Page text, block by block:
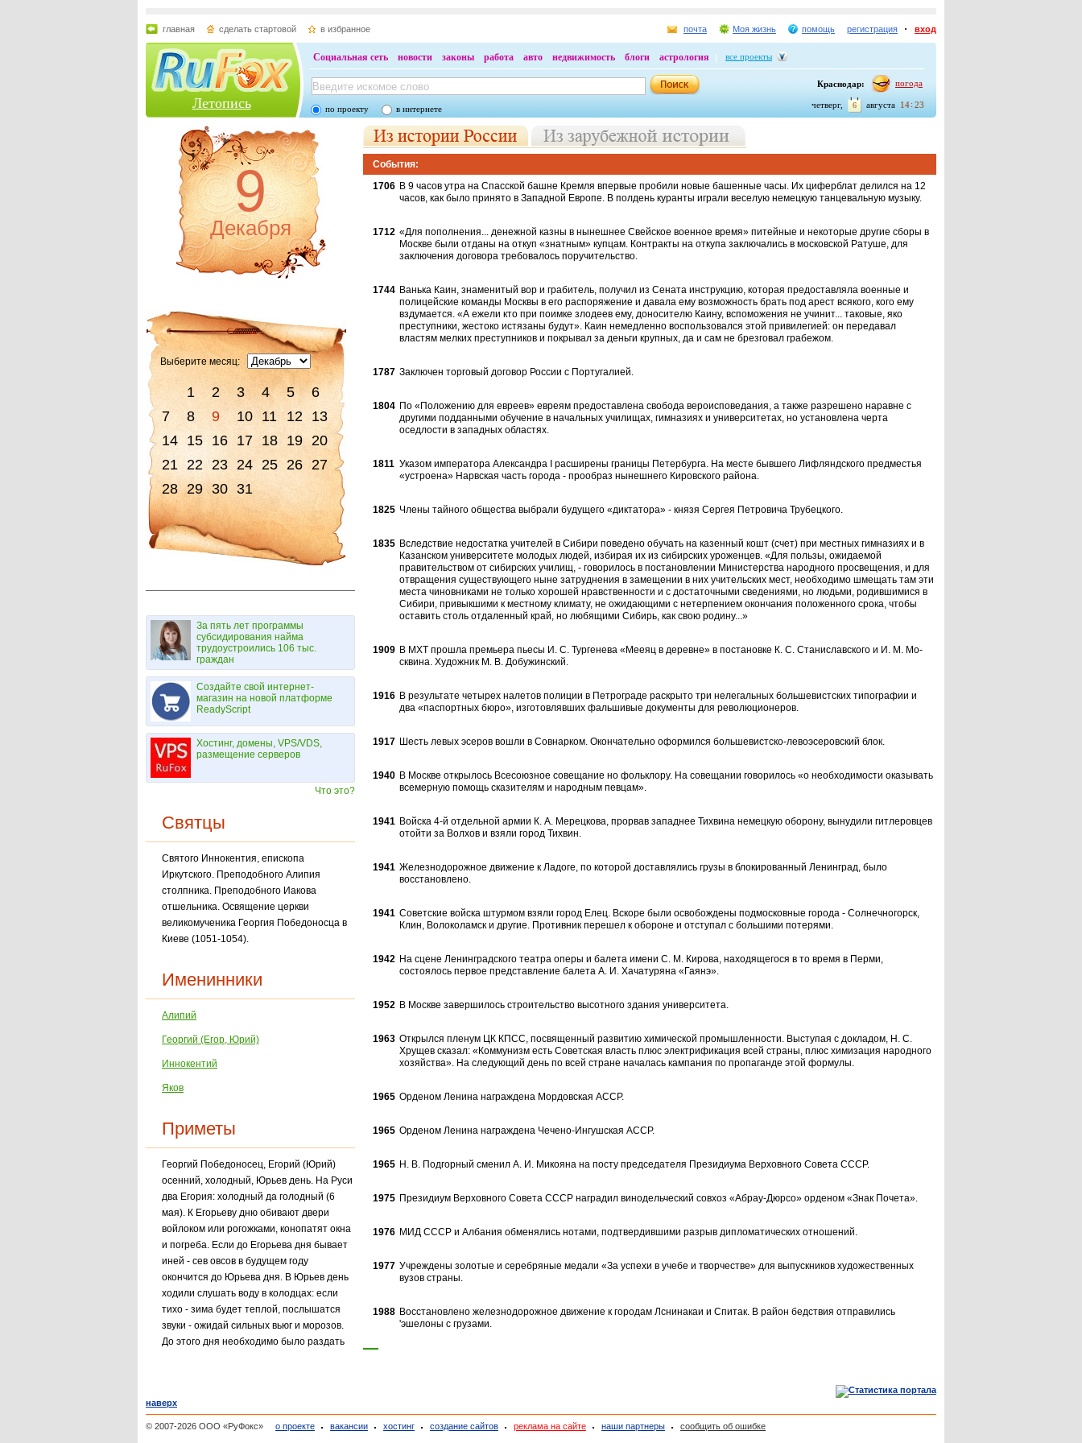
главная сделать стартовой в избранное почта Моя жизнь помощь регистрация вход
Летопись
Социальная сеть новости законы работа авто недвижимость блоги астрология все проекты
Краснодар: погода
14 23
августа
6
четверг,
по проекту в интернете
9
Декабря
Выберите месяц:
1 2 3 4 5
6
7
8 9 10 11 12 13
14 15 16 17 18 19 20
21 22 23 24 25 26 27
28 29 30 31
За пять лет программы
субсидирования найма
трудоустроились 106 тыс.
граждан
Создайте свой интернет-
магазин на новой платформе
ReadyScript
Хостинг, домены, VPS/VDS,
размещение серверов
Что это?
Святцы
Святого Иннокентия, епископа
Иркутского. Преподобного Алипия
столпника. Преподоб­ного Иакова
отшельника. Освящение церкви
великомученика Георгия Победоносца в
Кие­ве (1051-1054).
Именинники
Алипий
Георгий (Егор, Юрий)
Иннокентий
Яков
Приметы
Георгий Победоносец, Егорий (Юрий)
осенний, холодный, Юрьев день. На Руси
два Егория: холодный да голодный (6
мая). К Егорьеву дню обивают двери
войлоком или рогожками, конопатят окна
и погреба. Если до Егорьева дня бывает
иней - сев овсов в будущем году
окончится до Юрьева дня. В Юрьев день
ходили слушать воду в колодцах: если
тихо - зима будет теплой, послышатся
звуки - ожидай сильных вьюг и морозов.
До этого дня необходимо было раздать
События:
1706 В 9 часов утра на Спасской башне Кремля впервые пробили новые башен­ные часы. Их циферблат делился на 12
часов, как было принято в Западной Ев­ропе. В полдень куранты играли веселую немецкую танцевальную музыку.
1712 «Для пополнения... денежной казны в нынешнее Свейское военное время» пи­тейные и некоторые другие сборы в
Моск­ве были отданы на откуп «знатным» куп­цам. Контракты на откупа заключались в московской Ратуше, для
заключения дого­вора требовалось поручительство.
1744 Ванька Каин, знаменитый вор и гра­битель, получил из Сената инструкцию, которая предоставляла военные и
поли­цейские команды Москвы в его распоря­жение и давала ему возможность брать под арест всякого, кого ему
вздумается. «А ежели кто при поимке злодеев ему, доносителю Каину, вспоможения не учи­нит... таковые, яко
преступники, жестоко истязаны будут». Каин немедленно воспользовался этой привилегией: он передавал
властям мелких преступников и покрывал за деньги круп­ных, да и сам не брезговал грабежом.
1787 Заключен торговый договор России с Португалией.
1804 По «Положению для евреев» евреям предоставлена свобода вероисповедания, а также разрешено наравне с
другими под­данными обучение в начальных учили­щах, гимназиях и университетах, но уста­новлена черта
оседлости в западных об­ластях.
1811 Указом императора Александра I расширены границы Петербурга. На мес­те бывшего Лифляндского предместья
«устроена» Нарвская часть города - про­образ нынешнего Кировского района.
1825 Члены тайного общества выбрали будущего «диктатора» - князя Сергея Петровича Трубецкого.
1835 Вследствие недостатка учителей в Сибири поведено обучать на казенный кошт (счет) при местных гимназиях и в
Казанском университете молодых людей, избирая их из сибирских уроженцев. «Для пользы, ожидаемой
правительст­вом от сибирских училищ, - говорилось в постановлении Министерства народно­го просвещения, и для
отвращения су­ществующего ныне затруднения в заме­щении в них учительских мест, необходи­мо шмещать там эти
места чиновника­ми не только хорошей нравственности и с достаточными сведениями, но людьми, родившимися в
Сибири, привыкшими к ме­стному климату, не ожидающими с не­терпением окончания положенного сро­ка, чтобы
оставить столь отдаленный край, но любящими Сибирь, как свою ро­дину...»
1909 В МХТ прошла премьера пьесы И. С. Тургенева «Мееяц в деревне» в по­становке К. С. Станиславского и И. М. Мо­
сквина. Художник М. В. Добужинский.
1916 В результате четырех налетов поли­ции в Петрограде раскрыто три нелегаль­ных большевистских типографии и
два «паспортных бюро», изготовлявших фаль­шивые документы для революционеров.
1917 Шесть левых эсеров вошли в Сов­нарком. Окончательно оформился большевистско-левоэсеровский блок.
1940 В Москве открылось Всесоюзное со­вещание но фольклору. На совещании го­ворилось «о необходимости оказывать
всемерную помощь сказителям и народ­ным певцам».
1941 Войска 4-й отдельной армии К. А. Мерецкова, прорвав западнее Тихвина не­мецкую оборону, вынудили гитлеровцев
отойти за Волхов и взяли город Тихвин.
1941 Железнодорожное движение к Ладоге, по которой доставлялись грузы в блокирован­ный Ленинград, было
восстановлено.
1941 Советские войска штурмом взяли город Елец. Вскоре были освобождены подмосков­ные города - Солнечногорск,
Клин, Воло­коламск и другие. Противник перешел к обороне и отступал с большими потеря­ми.
1942 На сцене Ленинградского театра опе­ры и балета имени С. М. Кирова, находя­щегося в то время в Перми,
состоялось первое представление балета А. И. Хача­туряна «Гаянэ».
1952 В Москве завершилось строительст­во высотного здания университета.
1963 Открылся пленум ЦК КПСС, посвя­щенный развитию химической промыш­ленности. Выступая с докладом, Н. С.
Хрущев сказал: «Коммунизм есть Совет­ская власть плюс электрификация всей страны, плюс химизация народного
хо­зяйства». На следующий день по всей стране на­чалась кампания по пропаганде этой фор­мулы.
1965 Орденом Ленина награждена Мордов­ская АССР.
1965 Орденом Ленина награждена Чечено-Ингушская АССР.
1965 Н. В. Подгорный сменил А. И. Ми­кояна на посту председателя Президиума Верховного Совета СССР.
1975 Президиум Верховного Совета СССР наградил винодельческий совхоз «Абрау-Дюрсо» орденом «Знак Почета».
1976 МИД СССР и Албания обменялись нотами, подтвердившими разрыв дипло­матических отношений.
1977 Учреждены золотые и серебряные медали «За успехи в учебе и творчестве» для выпускников художественных
вузов страны.
1988 Восстановлено железнодорожное движение к городам Лснинакаи и Спитак. В район бедствия отправились
'эшелоны с грузами.
наверх
© 2007-2026 ООО «РуФокс» о проекте вакансии хостинг создание сайтов реклама на сайте наши партнеры сообщить об ошибке